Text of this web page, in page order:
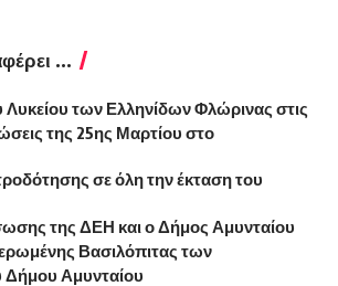
...
Λυκείου των Ελληνίδων Φλώρινας στις
της 25ης Μαρτίου στο
σε όλη την έκταση του
της ΔΕΗ και ο Δήμος Αμυνταίου
Βασιλόπιτας των
Δήμου Αμυνταίου